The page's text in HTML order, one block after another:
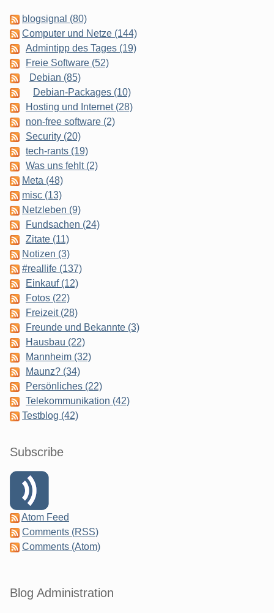
blogsignal (80)
Computer und Netze (144)
Admintipp des Tages (19)
Freie Software (52)
Debian (85)
Debian-Packages (10)
Hosting und Internet (28)
non-free software (2)
Security (20)
tech-rants (19)
Was uns fehlt (2)
Meta (48)
misc (13)
Netzleben (9)
Fundsachen (24)
Zitate (11)
Notizen (3)
#reallife (137)
Einkauf (12)
Fotos (22)
Freizeit (28)
Freunde und Bekannte (3)
Hausbau (22)
Mannheim (32)
Maunz? (34)
Persönliches (22)
Telekommunikation (42)
Testblog (42)
Subscribe
Atom Feed
Comments (RSS)
Comments (Atom)
Blog Administration